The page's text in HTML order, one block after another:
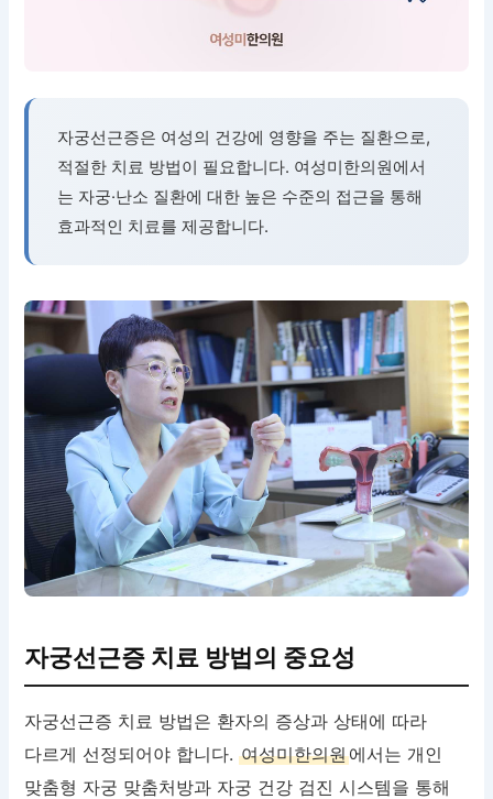
자궁선근증은 여성의 건강에 영향을 주는 질환으로,
적절한 치료 방법이 필요합니다. 여성미한의원에서
는 자궁·난소 질환에 대한 높은 수준의 접근을 통해
효과적인 치료를 제공합니다.
자궁선근증 치료 방법의 중요성
자궁선근증 치료 방법은 환자의 증상과 상태에 따라
다르게 선정되어야 합니다.여성미한의원에서는 개인
맞춤형 자궁 맞춤처방과 자궁 건강 검진 시스템을 통해